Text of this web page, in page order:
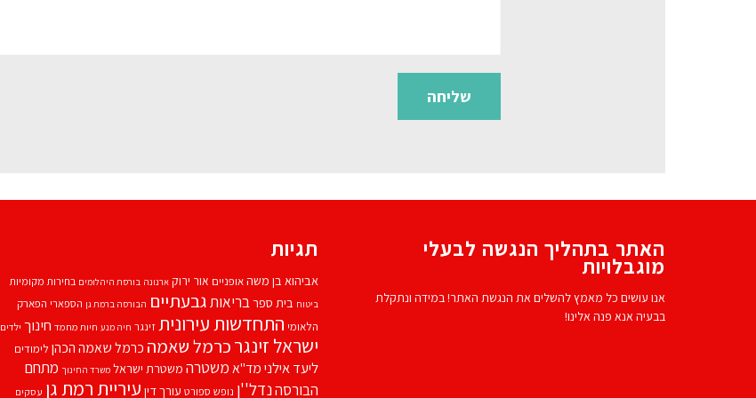
האתר בתהליך הנגשה לבעלי
מוגבלויות
אנו עושים כל מאמץ להשלים את הנגשת האתר! במידה ונתקלת
בבעיה אנא פנה אלינו!
תגיות
אביהוא בן משהאופניים אור ירוק ארנונה בורסת היהלומים בחירות מקומיות
ביטוח בית ספרבריאותגבעתיים הבורסה ברמת גן הספארי הפארק
הלאומי התחדשות עירוניתזינגר חיה מנע חיות מחמד חינוך ילדים
ישראל זינגרכרמל שאמה כרמל שאמה הכהן לימודים
ליעד אילנימד''אמשטרה משטרת ישראל משרד החינוך מתחם
הבורסהנדל''ן נופש ספורט עורך דין עיריית רמת גן עסקים